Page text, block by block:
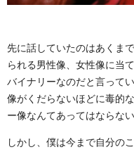
先に話していたのはあくま
られる男性像、女性像に当
バイナリーなのだと言って
像がくだらないほどに毒的
ー像なんてあってはならない
しかし、僕は今まで自分の